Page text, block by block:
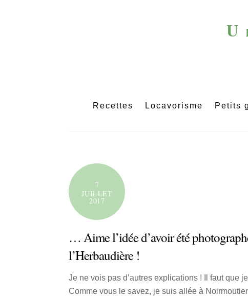
Recettes Locavorisme Petits
7
JUILLET
2017
… Aime l’idée d’avoir été
l’Herbaudière !
Je ne vois pas d’autres explications ! Il faut que
Comme vous le savez, je suis allée à